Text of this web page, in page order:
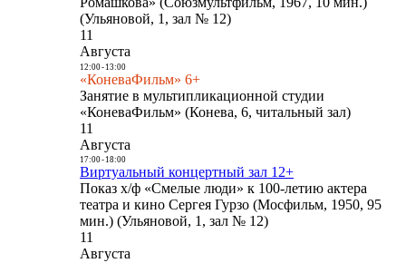
(Ульяновой, 1, зал № 12)
11
Августа
12:00- 13:00
«КоневаФильм» 6+
Занятие в мультипликационной студии
«КоневаФильм» (Конева, 6, читальный зал)
11
Августа
17:00- 18:00
Виртуальный концертный зал 12+
Показ х/ф «Смелые люди» к 100-летию актера
театра и кино Сергея Гурзо (Мосфильм, 1950, 95
мин.) (Ульяновой, 1, зал № 12)
11
Августа